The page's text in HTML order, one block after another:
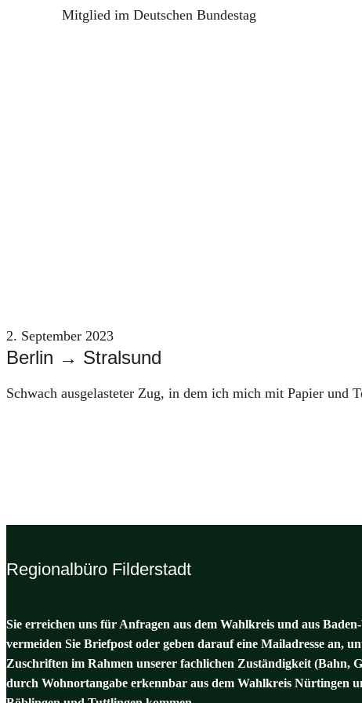
Mitglied im Deutschen Bundestag
2. September 2023
Berlin → Stralsund
Schwach aus­ge­las­te­ter Zug, in dem ich mich mit Papier und
Regionalbüro Filderstadt
Sie erreichen uns für Anfragen aus dem Wahlkreis und aus
vermeiden Sie Briefpost oder geben darauf eine Mailadresse an,
Zuschriften im Rahmen unserer fachlichen Zuständigkeit (Bahn,
durch Wohnortangabe erkennbar aus dem Wahlkreis Nürtingen